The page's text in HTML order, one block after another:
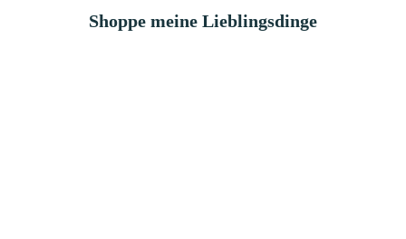
Shoppe meine Lieblingsdinge